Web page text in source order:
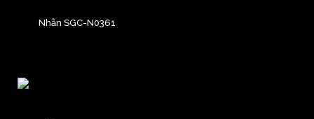
Nhẫn SGC-N0361